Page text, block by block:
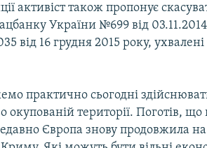
активіст також пропонує
України №699 від
від 16 грудня 2015 року,
практично сьогодні
окупованій території. Поготів, що
Європа знову продовжила на